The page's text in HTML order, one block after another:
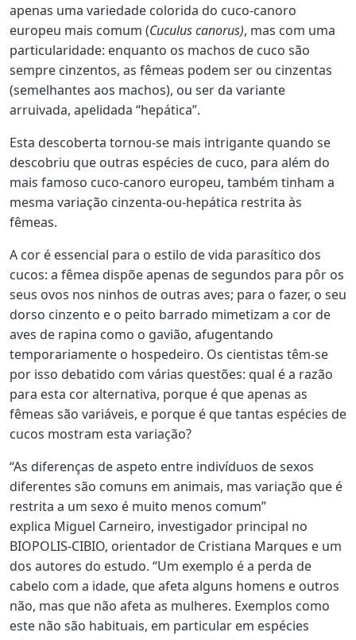
apenas uma variedade colorida do cuco-canoro
europeu mais comum (Cuculus canorus), mas com uma
particularidade: enquanto os machos de cuco são
sempre cinzentos, as fêmeas podem ser ou cinzentas
(semelhantes aos machos), ou ser da variante
arruivada, apelidada “hepática”.
Esta descoberta tornou-se mais intrigante quando se
descobriu que outras espécies de cuco, para além do
mais famoso cuco-canoro europeu, também tinham a
mesma variação cinzenta-ou-hepática restrita às
fêmeas.
A cor é essencial para o estilo de vida parasítico dos
cucos: a fêmea dispõe apenas de segundos para pôr os
seus ovos nos ninhos de outras aves; para o fazer, o seu
dorso cinzento e o peito barrado mimetizam a cor de
aves de rapina como o gavião, afugentando
temporariamente o hospedeiro. Os cientistas têm-se
por isso debatido com várias questões: qual é a razão
para esta cor alternativa, porque é que apenas as
fêmeas são variáveis, e porque é que tantas espécies de
cucos mostram esta variação?
“As diferenças de aspeto entre indivíduos de sexos
diferentes são comuns em animais, mas variação que é
restrita a um sexo é muito menos comum”
explica Miguel Carneiro, investigador principal no
BIOPOLIS-CIBIO, orientador de Cristiana Marques e um
dos autores do estudo. “Um exemplo é a perda de
cabelo com a idade, que afeta alguns homens e outros
não, mas que não afeta as mulheres. Exemplos como
este não são habituais, em particular em espécies